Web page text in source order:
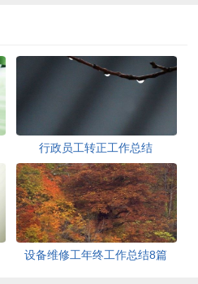
行政员工转正工作总结
设备维修工年终工作总结8篇